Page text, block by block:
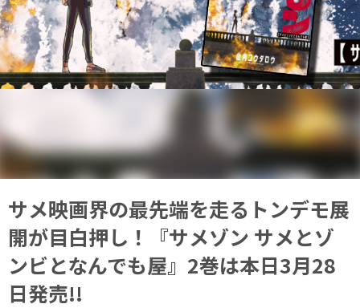
サメ映画界の最先端を走るトンデモ展
開が目白押し！『サメゾン サメとゾ
ンビとなんでも屋』2巻は本日3月28
日発売!!